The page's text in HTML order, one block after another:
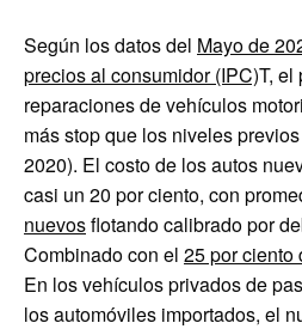
Según los datos del Mayo de
precios al consumidor (IPC)T, el
reparaciones de vehículos
más stop que los niveles
2020). El costo de los autos
casi un 20 por ciento, con
nuevosflotando calibrado por
Combinado con el 25 por ciento
En los vehículos privados de
los automóviles importados, el